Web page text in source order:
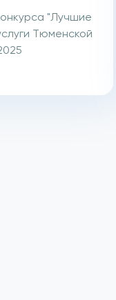
"Лучшие
Тюменской